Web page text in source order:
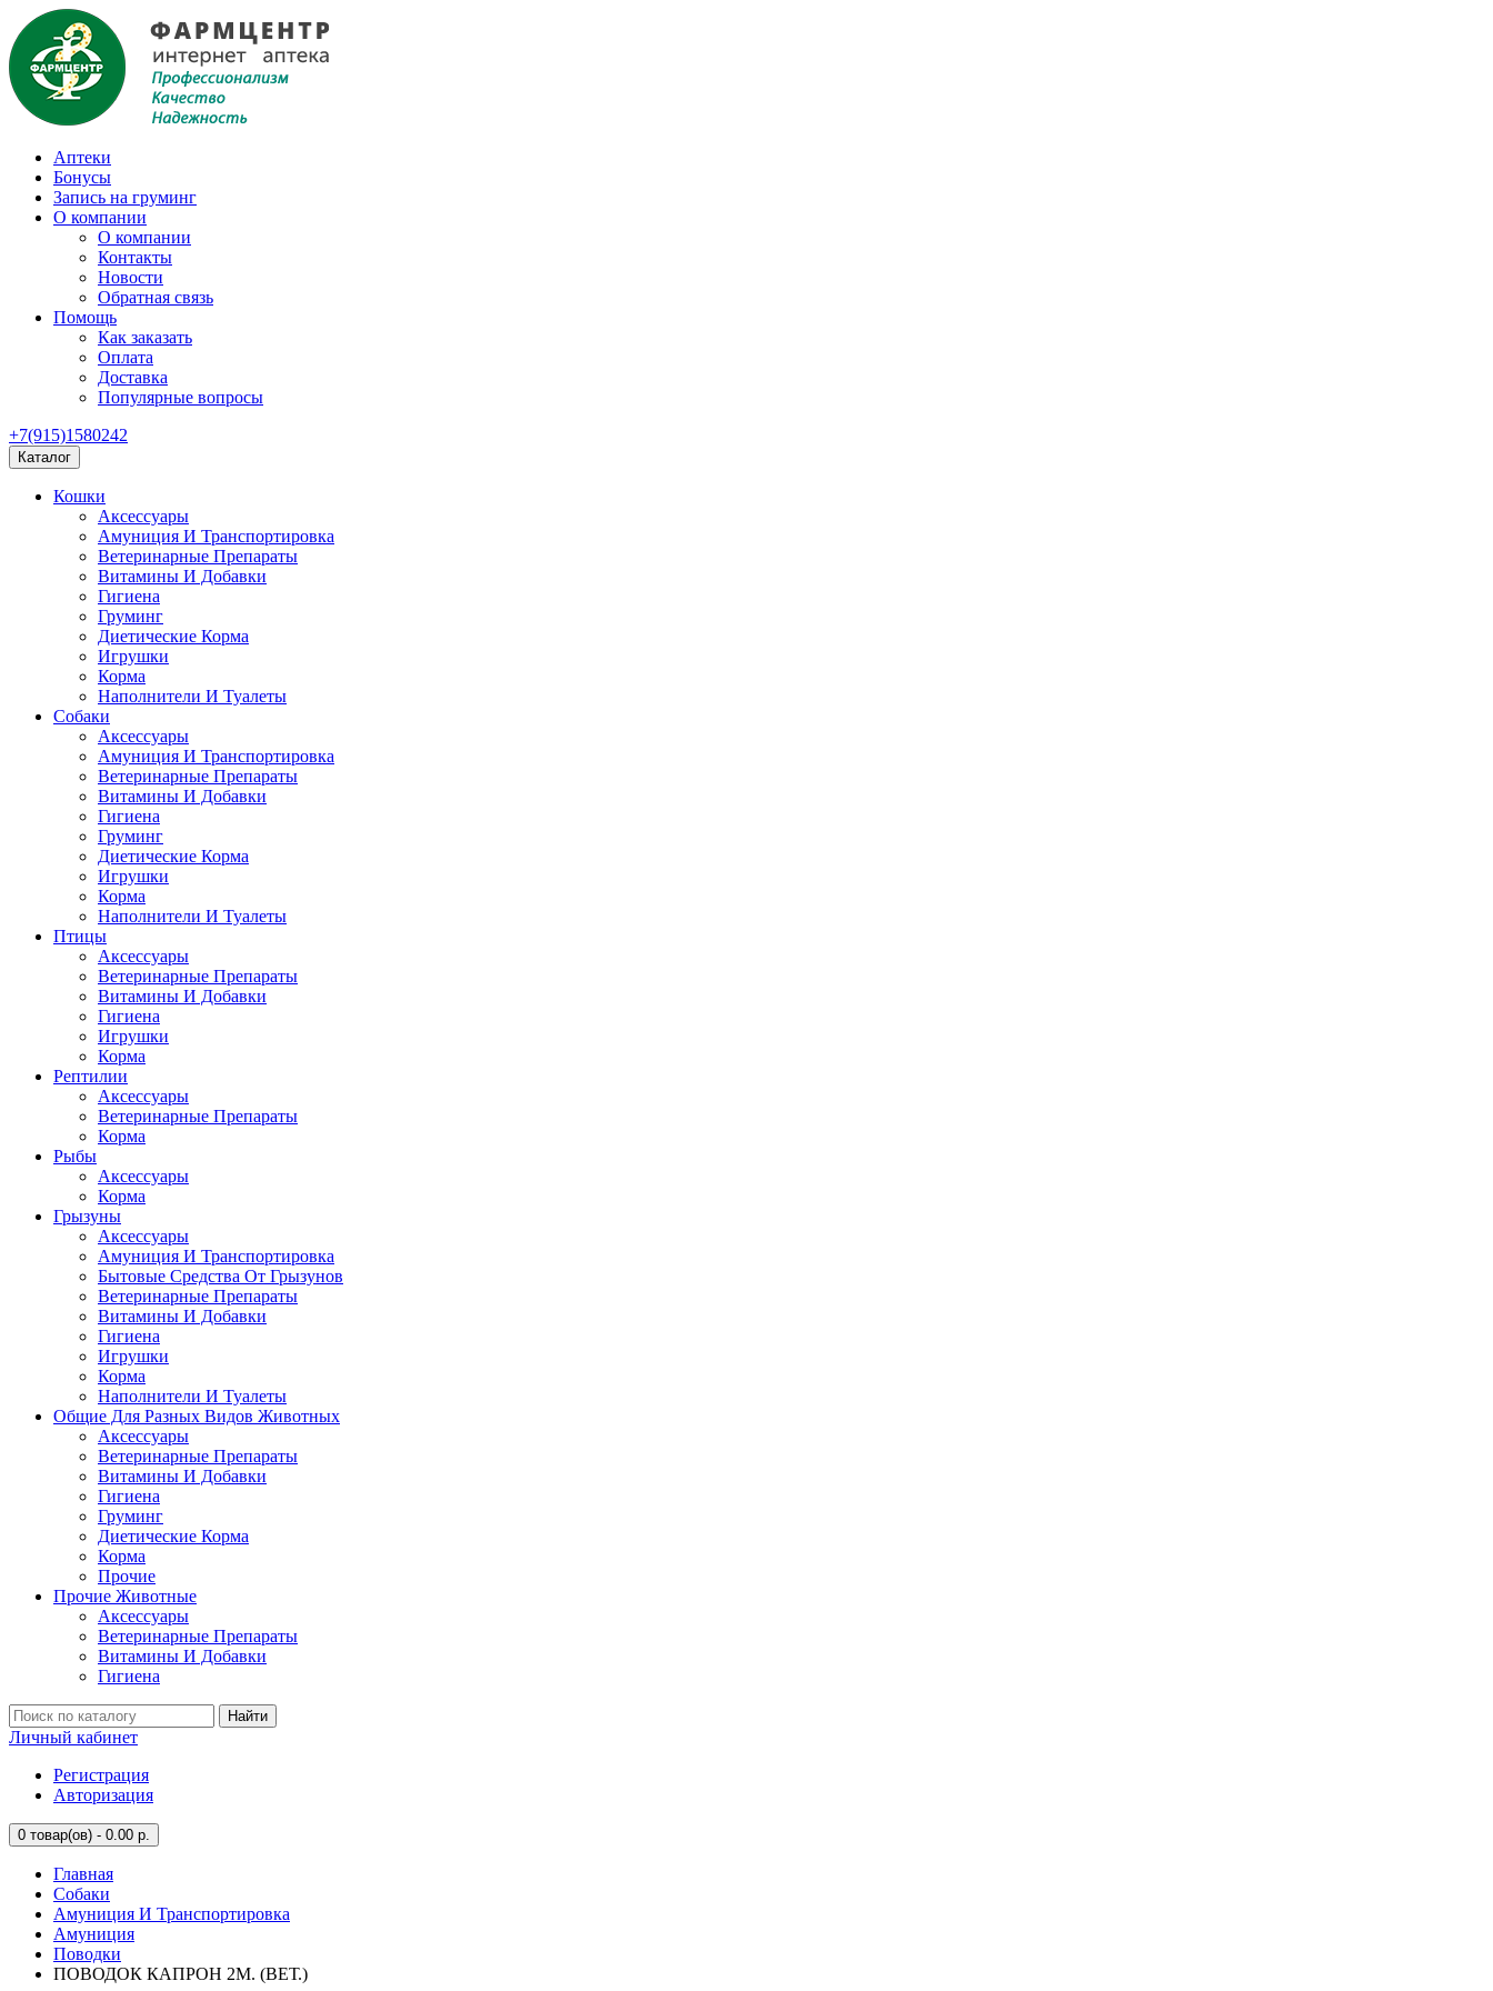
Аптеки
Бонусы
Запись на груминг
О компании
О компании
Контакты
Новости
Обратная связь
Помощь
Как заказать
Оплата
Доставка
Популярные вопросы
+7(915)1580242
Каталог
Кошки
Аксессуары
Амуниция И Транспортировка
Ветеринарные Препараты
Витамины И Добавки
Гигиена
Груминг
Диетические Корма
Игрушки
Корма
Наполнители И Туалеты
Собаки
Аксессуары
Амуниция И Транспортировка
Ветеринарные Препараты
Витамины И Добавки
Гигиена
Груминг
Диетические Корма
Игрушки
Корма
Наполнители И Туалеты
Птицы
Аксессуары
Ветеринарные Препараты
Витамины И Добавки
Гигиена
Игрушки
Корма
Рептилии
Аксессуары
Ветеринарные Препараты
Корма
Рыбы
Аксессуары
Корма
Грызуны
Аксессуары
Амуниция И Транспортировка
Бытовые Средства От Грызунов
Ветеринарные Препараты
Витамины И Добавки
Гигиена
Игрушки
Корма
Наполнители И Туалеты
Общие Для Разных Видов Животных
Аксессуары
Ветеринарные Препараты
Витамины И Добавки
Гигиена
Груминг
Диетические Корма
Корма
Прочие
Прочие Животные
Аксессуары
Ветеринарные Препараты
Витамины И Добавки
Гигиена
Найти
Личный кабинет
Регистрация
Авторизация
0 товар(ов) - 0.00 р.
Главная
Собаки
Амуниция И Транспортировка
Амуниция
Поводки
ПОВОДОК КАПРОН 2М. (ВЕТ.)